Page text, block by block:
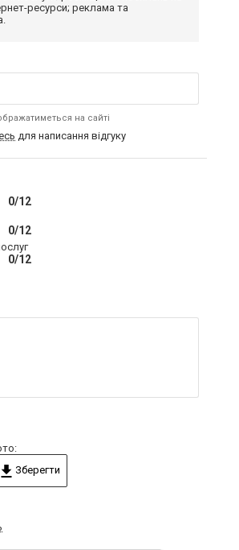
ресурси; реклама та
на сайті
для написання відгуку
0/12
0/12
0/12
Зберегти